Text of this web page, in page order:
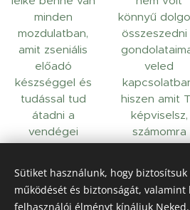
minden
mozdulatban,
amit zseniális
előadó
készséggel és
tudással tud
átadni a
vendégei
részére.
érték mindaz,
amit képvisel. "
könnyű
összeszedni
veled
hiszen amit
képviselsz,
számomra
leírhatatlan.
érzem
Sütiket használunk, hogy
működését és biztonságát,
felhasználói élményt kínáljuk Neked.